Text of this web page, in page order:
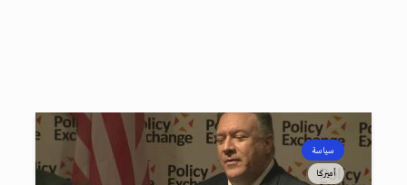
سياسة
أميركا